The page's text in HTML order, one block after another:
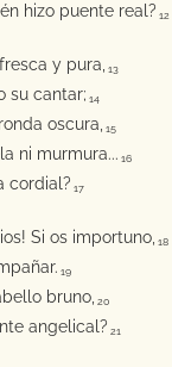
hizo puente real? 12
y pura, 13
su cantar; 14
oscura, 15
ni murmura... 16
cordial? 17
Si os importuno, 18
19
bruno, 20
angelical? 21